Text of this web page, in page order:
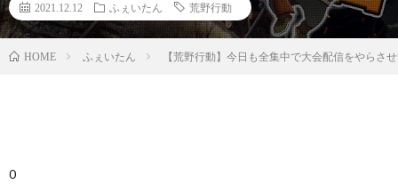
2021.12.12 ふぇいたん 荒野行動
HOME ふぇいたん 【荒野行動】今日も全集中で大会配信をやらさ
0